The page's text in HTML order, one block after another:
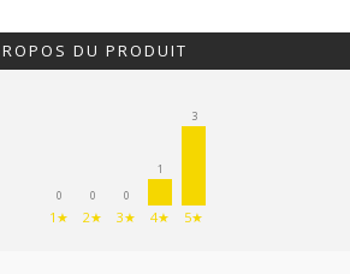
DU PRODUIT
0
1★
0
2★
0
3★
1
4★
3
5★